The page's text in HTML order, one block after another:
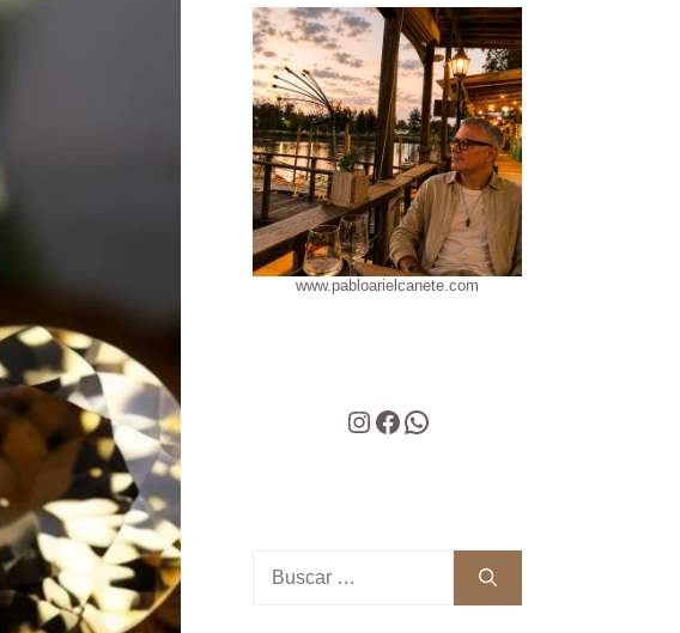
www.pabloarielcanete.com
Instagram
Facebook
WhatsApp